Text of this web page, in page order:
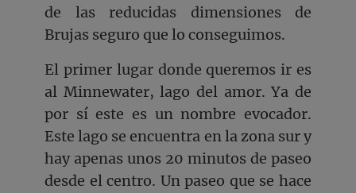
de las reducidas dimensiones de
Brujas seguro que lo conseguimos.
El primer lugar donde queremos ir es
al Minnewater, lago del amor. Ya de
por sí este es un nombre evocador.
Este lago se encuentra en la zona sur y
hay apenas unos 20 minutos de paseo
desde el centro. Un paseo que se hace